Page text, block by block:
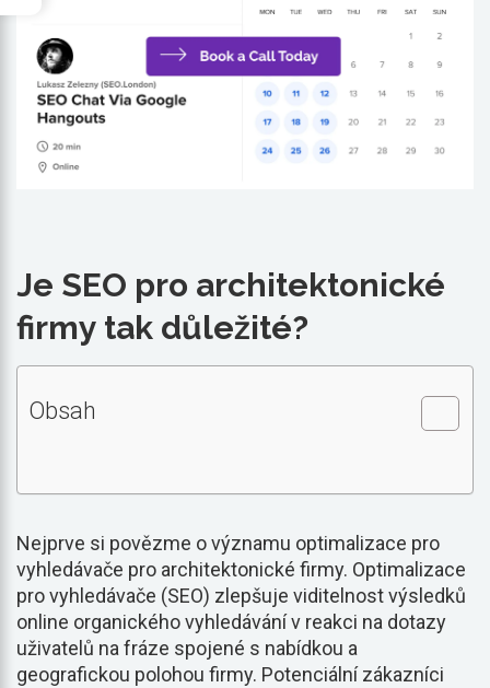
Je SEO pro architektonické
firmy tak důležité?
Obsah
Nejprve si povězme o významu optimalizace pro
vyhledávače pro architektonické firmy. Optimalizace
pro vyhledávače (SEO) zlepšuje viditelnost výsledků
online organického vyhledávání v reakci na dotazy
uživatelů na fráze spojené s nabídkou a
geografickou polohou firmy. Potenciální zákazníci